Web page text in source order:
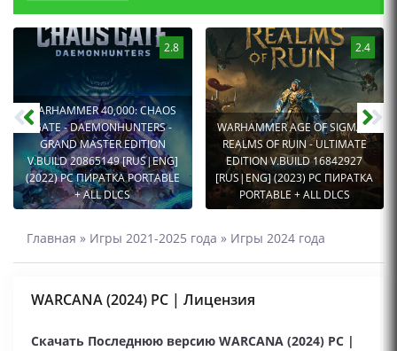
2.8
WARHAMMER 40,000: CHAOS
GATE - DAEMONHUNTERS -
GRAND MASTER EDITION
V.BUILD 20865149 [RUS|ENG]
(2022) PC ПИРАТКА PORTABLE
+ ALL DLCS
2.4
WARHAMMER AGE OF SIGMAR:
REALMS OF RUIN - ULTIMATE
EDITION V.BUILD 16842927
[RUS|ENG] (2023) PC ПИРАТКА
PORTABLE + ALL DLCS
Главная » Игры 2021-2025 года » Игры 2024 года
WARCANA (2024) PC | Лицензия
Скачать Последнюю версию WARCANA (2024) PC |